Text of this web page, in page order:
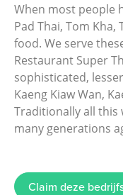
When most people
Pad Thai, Tom
food. We serve
Restaurant Super
sophisticated,
Kaeng Kiaw Wan,
Traditionally all this
many generations
Claim deze